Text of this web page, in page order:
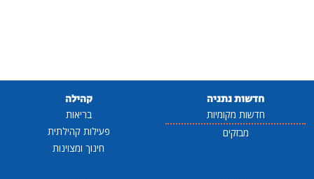
חדשות נתניה
חדשות מקומיות
מבזקים
קהילה
בריאות
פעילות קהילתית
חינוך ומצוינות